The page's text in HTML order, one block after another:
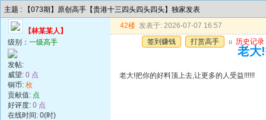
主题 : 【073期】原创高手【贵港十三四头四头四头】独家发表
【林某某人】
级别： 一级高手
发帖:
威望: 0 点
铜币: 枚
贡献值: 点
好评度: 0 点
在线时间: 0(时)
42楼 发表于: 2026-07-07 16:57
签到赚钱
打赏高手 u 历史记录
老大
老大!把你的好料顶上去,让更多的人受益!!!!!!